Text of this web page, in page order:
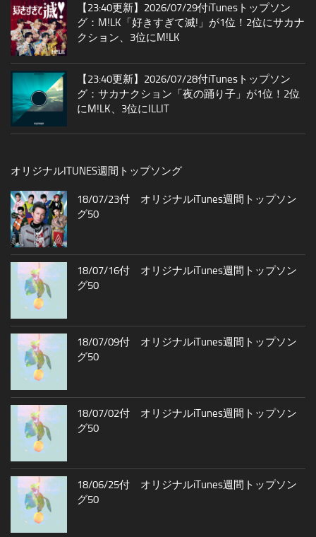
【23:40更新】2026/07/29付iTunesトップソン
グ：M!LK「好きすぎて滅!」が1位！2位にサカナ
クション、3位にM!LK
【23:40更新】2026/07/28付iTunesトップソン
グ：サカナクション「夜の踊り子」が1位！2位
にM!LK、3位にILLIT
オリジナルITUNES週間トップソング
18/07/23付 オリジナルiTunes週間トップソン
グ50
18/07/16付 オリジナルiTunes週間トップソン
グ50
18/07/09付 オリジナルiTunes週間トップソン
グ50
18/07/02付 オリジナルiTunes週間トップソン
グ50
18/06/25付 オリジナルiTunes週間トップソン
グ50